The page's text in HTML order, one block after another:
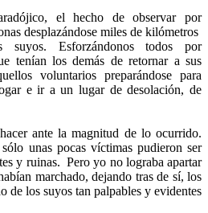
el hecho de observar por
desplazándose miles de kilómetros
suyos. Esforzándonos todos por
tenían los demás de retornar a sus
voluntarios preparándose para
e ir a un lugar de desolación, de
ante la magnitud de lo ocurrido.
unas pocas víctimas pudieron ser
y ruinas. Pero yo no lograba apartar
marchado, dejando tras de sí, los
de los suyos tan palpables y evidentes